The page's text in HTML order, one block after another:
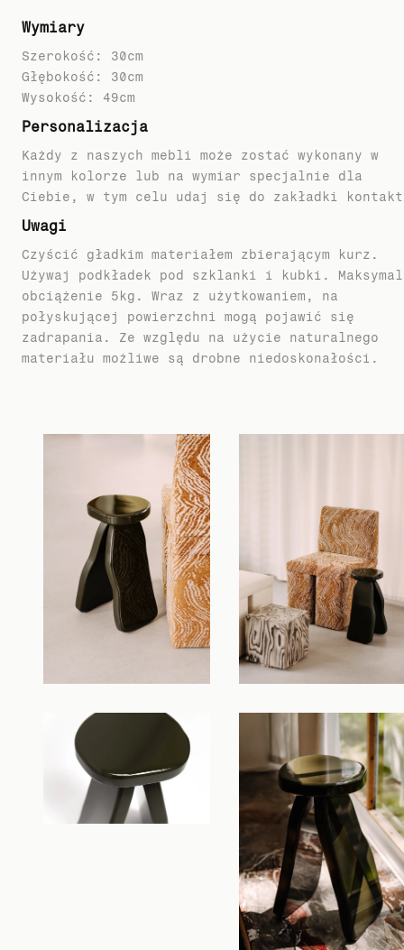
Wymiary
Szerokość: 30cm
Głębokość: 30cm
Personalizacja
Każdy z naszych mebli może zostać wykonany w
innym kolorze lub na wymiar specjalnie dla
Ciebie, w tym celu udaj się do zakładki
Uwagi
Czyścić gładkim materiałem zbierającym kurz.
Używaj podkładek pod szklanki i kubki.
obciążenie 5kg. Wraz z użytkowaniem, na
połyskującej powierzchni mogą pojawić się
zadrapania. Ze względu na użycie naturalnego
materiału możliwe są drobne niedoskonałości.